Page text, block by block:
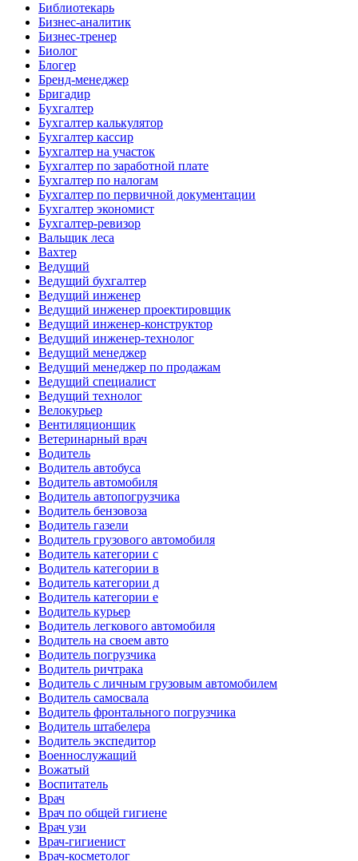
Библиотекарь
Бизнес-аналитик
Бизнес-тренер
Биолог
Блогер
Бренд-менеджер
Бригадир
Бухгалтер
Бухгалтер калькулятор
Бухгалтер кассир
Бухгалтер на участок
Бухгалтер по заработной плате
Бухгалтер по налогам
Бухгалтер по первичной документации
Бухгалтер экономист
Бухгалтер-ревизор
Вальщик леса
Вахтер
Ведущий
Ведущий бухгалтер
Ведущий инженер
Ведущий инженер проектировщик
Ведущий инженер-конструктор
Ведущий инженер-технолог
Ведущий менеджер
Ведущий менеджер по продажам
Ведущий специалист
Ведущий технолог
Велокурьер
Вентиляционщик
Ветеринарный врач
Водитель
Водитель автобуса
Водитель автомобиля
Водитель автопогрузчика
Водитель бензовоза
Водитель газели
Водитель грузового автомобиля
Водитель категории c
Водитель категории в
Водитель категории д
Водитель категории е
Водитель курьер
Водитель легкового автомобиля
Водитель на своем авто
Водитель погрузчика
Водитель ричтрака
Водитель с личным грузовым автомобилем
Водитель самосвала
Водитель фронтального погрузчика
Водитель штабелера
Водитель экспедитор
Военнослужащий
Вожатый
Воспитатель
Врач
Врач по общей гигиене
Врач узи
Врач-гигиенист
Врач-косметолог